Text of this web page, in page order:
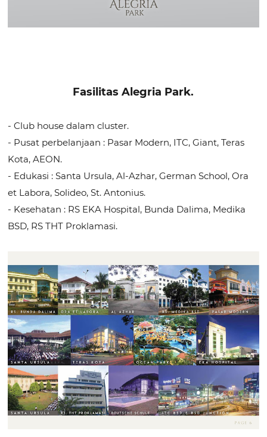
FasilitasAlegria Park.
- Club house dalam cluster.
- Pusat perbelanjaan : Pasar Modern, ITC, Giant, Teras
Kota, AEON.
- Edukasi : Santa Ursula, Al-Azhar, German School, Ora
et Labora, Solideo, St. Antonius.
- Kesehatan : RS EKA Hospital, Bunda Dalima, Medika
BSD, RS THT Proklamasi.